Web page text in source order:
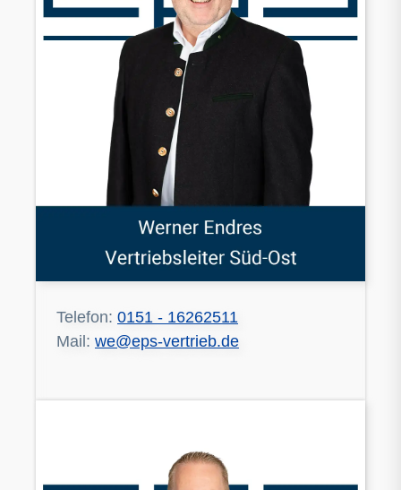
Telefon: 0151 - 16262511
Mail: we@eps-vertrieb.de